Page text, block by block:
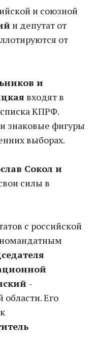
и союзной
и депутат от
от
и
входят в
КПРФ.
знаковые фигуры
выборах.
Сокол и
силы в
с российской
-
Его